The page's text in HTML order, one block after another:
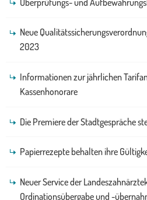
Neue
2023
Informationen zur jährlichen
Kassenhonorare
Die Premiere der Stadtgespräche
Papierrezepte behalten ihre
Neuer Service der
Ordinationsübergabe und -